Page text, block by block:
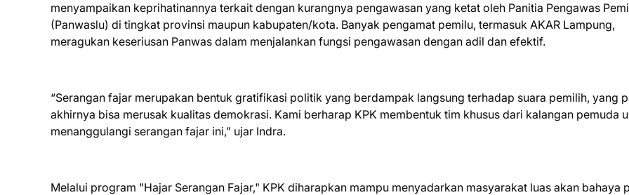
menyampaikan keprihatinannya terkait dengan kurangnya pengawasan yang ketat oleh Panitia Pengawas
(Panwaslu) di tingkat provinsi maupun kabupaten/kota. Banyak pengamat pemilu, termasuk AKAR Lampung,
meragukan keseriusan Panwas dalam menjalankan fungsi pengawasan dengan adil dan efektif.
“Serangan fajar merupakan bentuk gratifikasi politik yang berdampak langsung terhadap suara pemilih, yang
akhirnya bisa merusak kualitas demokrasi. Kami berharap KPK membentuk tim khusus dari kalangan pemuda
menanggulangi serangan fajar ini,” ujar Indra.
Melalui program "Hajar Serangan Fajar," KPK diharapkan mampu menyadarkan masyarakat luas akan bahaya